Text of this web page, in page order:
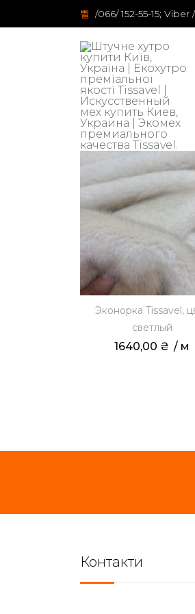
/066/ 152-55-15; Viber
Эконорка Tissavel,
светлый
1640,00 ₴ / м
Контакти